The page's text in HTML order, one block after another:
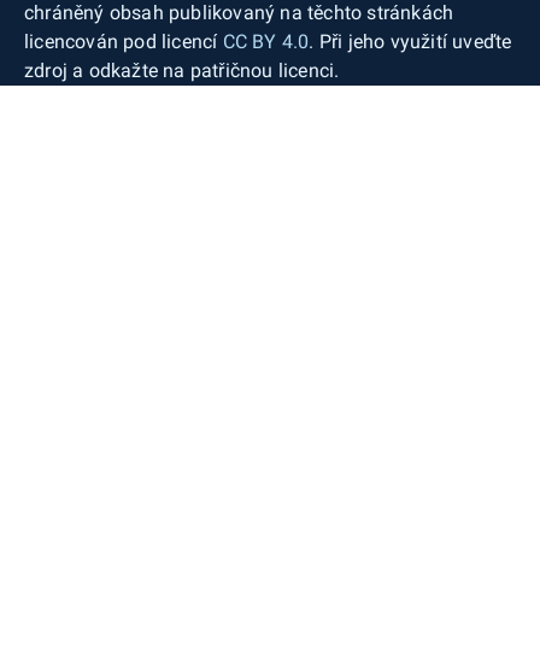
chráněný obsah publikovaný na těchto stránkách
licencován pod licencí CC BY 4.0. Při jeho využití uveďte
zdroj a odkažte na patřičnou licenci.